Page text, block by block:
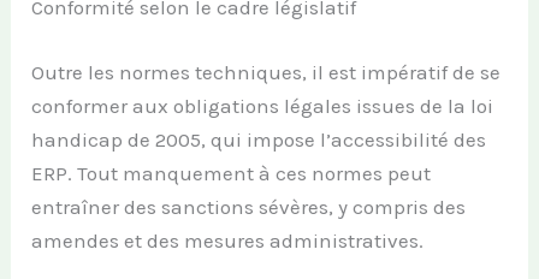
Conformité selon le cadre législatif
Outre les normes techniques, il est impératif de se
conformer aux obligations légales issues de la loi
handicap de 2005, qui impose l’accessibilité des
ERP. Tout manquement à ces normes peut
entraîner des sanctions sévères, y compris des
amendes et des mesures administratives.